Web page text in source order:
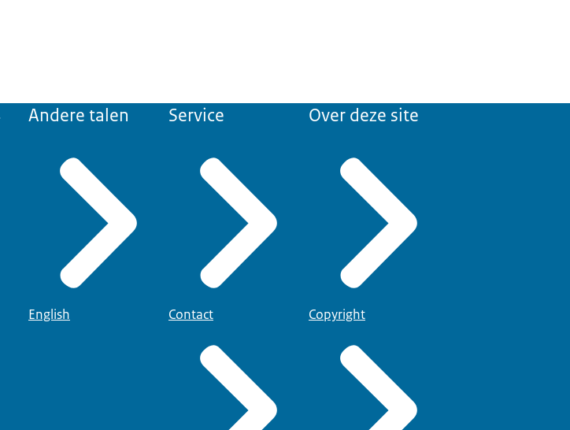
Andere talen
English
Service
Contact
Over deze site
Copyright